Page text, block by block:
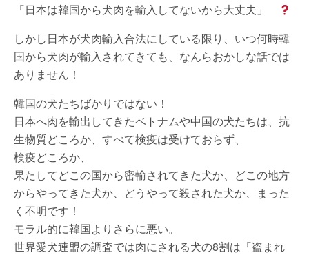
「日本は韓国から犬肉を輸入してないから大丈夫」
しかし日本が犬肉輸入合法にしている限り、いつ何時韓
国から犬肉が輸入されてきても、なんらおかしな話では
ありません！
韓国の犬たちばかりではない！
日本へ肉を輸出してきたベトナムや中国の犬たちは、抗
生物質どころか、すべて検疫は受けておらず、
検疫どころか、
果たしてどこの国から密輸されてきた犬か、どこの地方
からやってきた犬か、どうやって殺された犬か、まった
く不明です！
モラル的に韓国よりさらに悪い。
世界愛犬連盟の調査では肉にされる犬の8割は「盗まれ